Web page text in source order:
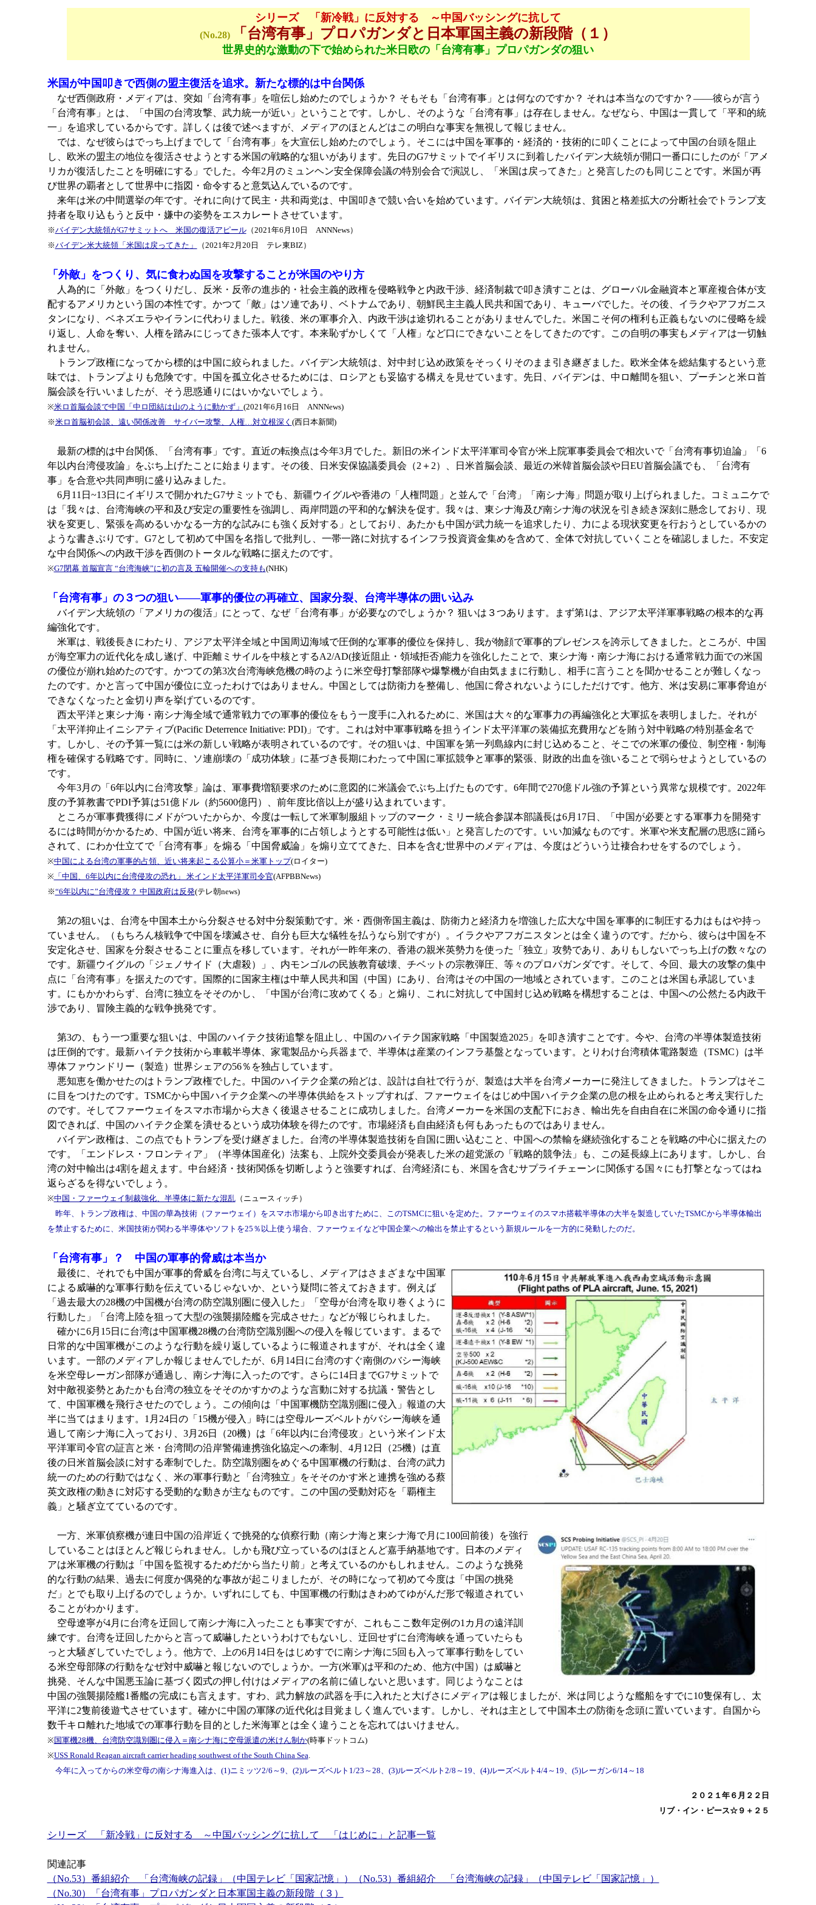
シリーズ 「新冷戦」に反対する ～中国バッシングに抗して
(No.28) 「台湾有事」プロパガンダと日本軍国主義の新段階（１）
世界史的な激動の下で始められた米日欧の「台湾有事」プロパガンダの狙い
米国が中国叩きで西側の盟主復活を追求。新たな標的は中台関係
なぜ西側政府・メディアは、突如「台湾有事」を喧伝し始めたのでしょうか？ そもそも「台湾有事」とは何なのですか？ それは本当なのですか？――彼らが言う
「台湾有事」とは、「中国の台湾攻撃、武力統一が近い」ということです。しかし、そのような「台湾有事」は存在しません。なぜなら、中国は一貫して「平和的統
一」を追求しているからです。詳しくは後で述べますが、メディアのほとんどはこの明白な事実を無視して報じません。
では、なぜ彼らはでっち上げまでして「台湾有事」を大宣伝し始めたのでしょう。そこには中国を軍事的・経済的・技術的に叩くことによって中国の台頭を阻止
し、欧米の盟主の地位を復活させようとする米国の戦略的な狙いがあります。先日のG7サミットでイギリスに到着したバイデン大統領が開口一番口にしたのが「アメ
リカが復活したことを明確にする」でした。今年2月のミュンヘン安全保障会議の特別会合で演説し、「米国は戻ってきた」と発言したのも同じことです。米国が再
び世界の覇者として世界中に指図・命令すると意気込んでいるのです。
来年は米の中間選挙の年です。それに向けて民主・共和両党は、中国叩きで競い合いを始めています。バイデン大統領は、貧困と格差拡大の分断社会でトランプ支
持者を取り込もうと反中・嫌中の姿勢をエスカレートさせています。
※バイデン大統領がG7サミットへ 米国の復活アピール（2021年6月10日 ANNNews）
※バイデン米大統領「米国は戻ってきた」 （2021年2月20日 テレ東BIZ）
「外敵」をつくり、気に食わぬ国を攻撃することが米国のやり方
人為的に「外敵」をつくりだし、反米・反帝の進歩的・社会主義的政権を侵略戦争と内政干渉、経済制裁で叩き潰すことは、グローバル金融資本と軍産複合体が支
配するアメリカという国の本性です。かつて「敵」はソ連であり、ベトナムであり、朝鮮民主主義人民共和国であり、キューバでした。その後、イラクやアフガニス
タンになり、ベネズエラやイランに代わりました。戦後、米の軍事介入、内政干渉は途切れることがありませんでした。米国こそ何の権利も正義もないのに侵略を繰
り返し、人命を奪い、人権を踏みにじってきた張本人です。本来恥ずかしくて「人権」など口にできないことをしてきたのです。この自明の事実もメディアは一切触
れません。
トランプ政権になってから標的は中国に絞られました。バイデン大統領は、対中封じ込め政策をそっくりそのまま引き継ぎました。欧米全体を総結集するという意
味では、トランプよりも危険です。中国を孤立化させるためには、ロシアとも妥協する構えを見せています。先日、バイデンは、中ロ離間を狙い、プーチンと米ロ首
脳会談を行いいましたが、そう思惑通りにはいかないでしょう。
※米ロ首脳会談で中国「中ロ団結は山のように動かず」 (2021年6月16日 ANNNews)
※米ロ首脳初会談、遠い関係改善 サイバー攻撃、人権…対立根深く (西日本新聞)
最新の標的は中台関係、「台湾有事」です。直近の転換点は今年3月でした。新旧の米インド太平洋軍司令官が米上院軍事委員会で相次いで「台湾有事切迫論」「6
年以内台湾侵攻論」をぶち上げたことに始まります。その後、日米安保協議委員会（2＋2）、日米首脳会談、最近の米韓首脳会談や日EU首脳会議でも、「台湾有
事」を合意や共同声明に盛り込みました。
6月11日~13日にイギリスで開かれたG7サミットでも、新疆ウイグルや香港の「人権問題」と並んで「台湾」「南シナ海」問題が取り上げられました。コミュニケで
は「我々は、台湾海峡の平和及び安定の重要性を強調し、両岸問題の平和的な解決を促す。我々は、東シナ海及び南シナ海の状況を引き続き深刻に懸念しており、現
状を変更し、緊張を高めるいかなる一方的な試みにも強く反対する」としており、あたかも中国が武力統一を追求したり、力による現状変更を行おうとしているかの
ような書きぶりです。G7として初めて中国を名指しで批判し、一帯一路に対抗するインフラ投資資金集めを含めて、全体で対抗していくことを確認しました。不安定
な中台関係への内政干渉を西側のトータルな戦略に据えたのです。
※G7閉幕 首脳宣言 “台湾海峡”に初の言及 五輪開催への支持も(NHK)
「台湾有事」の３つの狙い――軍事的優位の再確立、国家分裂、台湾半導体の囲い込み
バイデン大統領の「アメリカの復活」にとって、なぜ「台湾有事」が必要なのでしょうか？ 狙いは３つあります。まず第1は、アジア太平洋軍事戦略の根本的な再
編強化です。
米軍は、戦後長きにわたり、アジア太平洋全域と中国周辺海域で圧倒的な軍事的優位を保持し、我が物顔で軍事的プレゼンスを誇示してきました。ところが、中国
が海空軍力の近代化を成し遂げ、中距離ミサイルを中核とするA2/AD(接近阻止・領域拒否)能力を強化したことで、東シナ海・南シナ海における通常戦力面での米国
の優位が崩れ始めたのです。かつての第3次台湾海峡危機の時のように米空母打撃部隊や爆撃機が自由気ままに行動し、相手に言うことを聞かせることが難しくなっ
たのです。かと言って中国が優位に立ったわけではありません。中国としては防衛力を整備し、他国に脅されないようにしただけです。他方、米は安易に軍事脅迫が
できなくなったと金切り声を挙げているのです。
西太平洋と東シナ海・南シナ海全域で通常戦力での軍事的優位をもう一度手に入れるために、米国は大々的な軍事力の再編強化と大軍拡を表明しました。それが
「太平洋抑止イニシアティブ(Pacific Deterrence Initiative: PDI)」です。これは対中軍事戦略を担うインド太平洋軍の装備拡充費用などを賄う対中戦略の特別基金名で
す。しかし、その予算一覧には米の新しい戦略が表明されているのです。その狙いは、中国軍を第一列島線内に封じ込めること、そこでの米軍の優位、制空権・制海
権を確保する戦略です。同時に、ソ連崩壊の「成功体験」に基づき長期にわたって中国に軍拡競争と軍事的緊張、財政的出血を強いることで弱らせようとしているの
です。
今年3月の「6年以内に台湾攻撃」論は、軍事費増額要求のために意図的に米議会でぶち上げたものです。6年間で270億ドル強の予算という異常な規模です。2022年
度の予算教書でPDI予算は51億ドル（約5600億円）、前年度比倍以上が盛り込まれています。
ところが軍事費獲得にメドがついたからか、今度は一転して米軍制服組トップのマーク・ミリー統合参謀本部議長は6月17日、「中国が必要とする軍事力を開発す
るには時間がかかるため、中国が近い将来、台湾を軍事的に占領しようとする可能性は低い」と発言したのです。いい加減なものです。米軍や米支配層の思惑に踊ら
されて、にわか仕立てで「台湾有事」を煽る「中国脅威論」を煽り立ててきた、日本を含む世界中のメディアは、今度はどういう辻褄合わせをするのでしょう。
※中国による台湾の軍事的占領、近い将来起こる公算小＝米軍トップ(ロイター)
※「中国、6年以内に台湾侵攻の恐れ」 米インド太平洋軍司令官(AFPBBNews)
※“6年以内に”台湾侵攻？ 中国政府は反発(テレ朝news)
第2の狙いは、台湾を中国本土から分裂させる対中分裂策動です。米・西側帝国主義は、防衛力と経済力を増強した広大な中国を軍事的に制圧する力はもはや持っ
ていません。（もちろん核戦争で中国を壊滅させ、自分も巨大な犠牲を払うなら別ですが）。イラクやアフガニスタンとは全く違うのです。だから、彼らは中国を不
安定化させ、国家を分裂させることに重点を移しています。それが一昨年来の、香港の親米英勢力を使った「独立」攻勢であり、ありもしないでっち上げの数々なの
です。新疆ウイグルの「ジェノサイド（大虐殺）」、内モンゴルの民族教育破壊、チベットの宗教弾圧、等々のプロパガンダです。そして、今回、最大の攻撃の集中
点に「台湾有事」を据えたのです。国際的に国家主権は中華人民共和国（中国）にあり、台湾はその中国の一地域とされています。このことは米国も承認していま
す。にもかかわらず、台湾に独立をそそのかし、「中国が台湾に攻めてくる」と煽り、これに対抗して中国封じ込め戦略を構想することは、中国への公然たる内政干
渉であり、冒険主義的な戦争挑発です。
第3の、もう一つ重要な狙いは、中国のハイテク技術追撃を阻止し、中国のハイテク国家戦略「中国製造2025」を叩き潰すことです。今や、台湾の半導体製造技術
は圧倒的です。最新ハイテク技術から車載半導体、家電製品から兵器まで、半導体は産業のインフラ基盤となっています。とりわけ台湾積体電路製造（TSMC）は半
導体ファウンドリー（製造）世界シェアの56％を独占しています。
悪知恵を働かせたのはトランプ政権でした。中国のハイテク企業の殆どは、設計は自社で行うが、製造は大半を台湾メーカーに発注してきました。トランプはそこ
に目をつけたのです。TSMCから中国ハイテク企業への半導体供給をストップすれば、ファーウェイをはじめ中国ハイテク企業の息の根を止められると考え実行した
のです。そしてファーウェイをスマホ市場から大きく後退させることに成功しました。台湾メーカーを米国の支配下におき、輸出先を自由自在に米国の命令通りに指
図できれば、中国のハイテク企業を潰せるという成功体験を得たのです。市場経済も自由経済も何もあったものではありません。
バイデン政権は、この点でもトランプを受け継ぎました。台湾の半導体製造技術を自国に囲い込むこと、中国への禁輸を継続強化することを戦略の中心に据えたの
です。「エンドレス・フロンティア」（半導体国産化）法案も、上院外交委員会が発表した米の超党派の「戦略的競争法」も、この延長線上にあります。しかし、台
湾の対中輸出は4割を超えます。中台経済・技術関係を切断しようと強要すれば、台湾経済にも、米国を含むサプライチェーンに関係する国々にも打撃となってはね
返らざるを得ないでしょう。
※中国・ファーウェイ制裁強化、半導体に新たな混乱（ニュースィッチ）
昨年、トランプ政権は、中国の華為技術（ファーウェイ）をスマホ市場から叩き出すために、このTSMCに狙いを定めた。ファーウェイのスマホ搭載半導体の大半を製造していたTSMCから半導体輸出
を禁止するために、米国技術が関わる半導体やソフトを25％以上使う場合、ファーウェイなど中国企業への輸出を禁止するという新規ルールを一方的に発動したのだ。
「台湾有事」？ 中国の軍事的脅威は本当か
最後に、それでも中国が軍事的脅威を台湾に与えているし、メディアはさまざまな中国軍
による威嚇的な軍事行動を伝えているじゃないか、という疑問に答えておきます。例えば
「過去最大の28機の中国機が台湾の防空識別圏に侵入した」「空母が台湾を取り巻くように
行動した」「台湾上陸を狙って大型の強襲揚陸艦を完成させた」などが報じられました。
確かに6月15日に台湾は中国軍機28機の台湾防空識別圏への侵入を報じています。まるで
日常的な中国軍機がこのような行動を繰り返しているように報道されますが、それは全く違
います。一部のメディアしか報じませんでしたが、6月14日に台湾のすぐ南側のバシー海峡
を米空母レーガン部隊が通過し、南シナ海に入ったのです。さらに14日までG7サミットで
対中敵視姿勢とあたかも台湾の独立をそそのかすかのような言動に対する抗議・警告とし
て、中国軍機を飛行させたのでしょう。この傾向は「中国軍機防空識別圏に侵入」報道の大
半に当てはまります。1月24日の「15機が侵入」時には空母ルーズベルトがバシー海峡を通
過して南シナ海に入っており、3月26日（20機）は「6年以内に台湾侵攻」という米インド太
平洋軍司令官の証言と米・台湾間の沿岸警備連携強化協定への牽制、4月12日（25機）は直
後の日米首脳会談に対する牽制でした。防空識別圏をめぐる中国軍機の行動は、台湾の武力
統一のための行動ではなく、米の軍事行動と「台湾独立」をそそのかす米と連携を強める蔡
英文政権の動きに対応する受動的な動きが主なものです。この中国の受動対応を「覇権主
義」と騒ぎ立てているのです。
一方、米軍偵察機が連日中国の沿岸近くで挑発的な偵察行動（南シナ海と東シナ海で月に100回前後）を強行
していることはほとんど報じられません。しかも飛び立っているのはほとんど嘉手納基地です。日本のメディ
アは米軍機の行動は「中国を監視するためだから当たり前」と考えているのかもしれません。このような挑発
的な行動の結果、過去に何度か偶発的な事故が起こりましたが、その時になって初めて今度は「中国の挑発
だ」とでも取り上げるのでしょうか。いずれにしても、中国軍機の行動はきわめてゆがんだ形で報道されてい
ることがわかります。
空母遼寧が4月に台湾を迂回して南シナ海に入ったことも事実ですが、これもここ数年定例の1カ月の遠洋訓
練です。台湾を迂回したからと言って威嚇したというわけでもないし、迂回せずに台湾海峡を通っていたらも
っと大騒ぎしていたでしょう。他方で、上の6月14日をはじめすでに南シナ海に5回も入って軍事行動をしてい
る米空母部隊の行動をなぜ対中威嚇と報じないのでしょうか。一方(米軍)は平和のため、他方(中国）は威嚇と
挑発、そんな中国悪玉論に基づく図式の押し付けはメディアの名前に値しないと思います。同じようなことは
中国の強襲揚陸艦1番艦の完成にも言えます。すわ、武力解放の武器を手に入れたと大げさにメディアは報じましたが、米は同じような艦船をすでに10隻保有し、太
平洋に2隻前後遊弋させています。確かに中国の軍隊の近代化は目覚ましく進んでいます。しかし、それは主として中国本土の防衛を念頭に置いています。自国から
数千キロ離れた地域での軍事行動を目的とした米海軍とは全く違うことを忘れてはいけません。
※国軍機28機、台湾防空識別圏に侵入＝南シナ海に空母派遣の米けん制か(時事ドットコム)
※USS Ronald Reagan aircraft carrier heading southwest of the South China Sea.
今年に入ってからの米空母の南シナ海進入は、(1)ニミッツ2/6～9、(2)ルーズベルト1/23～28、(3)ルーズベルト2/8～19、(4)ルーズベルト4/4～19、(5)レーガン6/14～18
２０２１年６月２２日
リブ・イン・ピース☆９＋２５
シリーズ 「新冷戦」に反対する ～中国バッシングに抗して 「はじめに」と記事一覧
関連記事
（No.53）番組紹介 「台湾海峡の記録」（中国テレビ「国家記憶」）（No.53）番組紹介 「台湾海峡の記録」（中国テレビ「国家記憶」）
（No.30）「台湾有事」プロパガンダと日本軍国主義の新段階（３）